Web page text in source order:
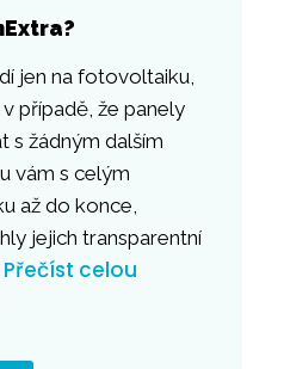
jen na fotovoltaiku,
případě, že panely
s žádným dalším
vám s celým
až do konce,
jejich transparentní
Přečíst celou